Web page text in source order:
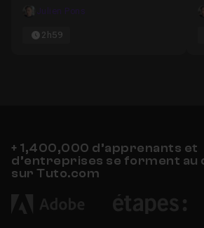
Julien Pons
2h59
+ 1,400,000 d’apprenants et
d’entreprises se forment au
sur Tuto.com